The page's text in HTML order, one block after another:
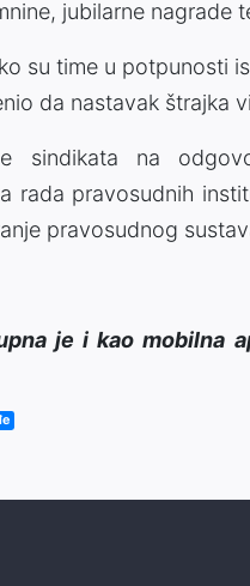
jubilarne nagrade
su time u potpunosti
da nastavak štrajka
sindikata na
rada pravosudnih
pravosudnog
je i kao mobilna